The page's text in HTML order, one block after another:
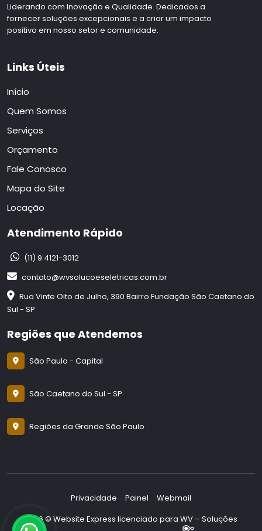
Liderando com Inovação e Qualidade. Dedicados a
fornecer soluções excepcionais e a criar um impacto
positivo em nosso setor e comunidade.
Links Úteis
Início
Quem Somos
Serviços
Orçamento
Fale Conosco
Mapa do Site
Locação
Atendimento Rápido
(11) 9 4121-3012
contato@wvsolucoeseletricas.com.br
Rua Vinte Oito de Julho, 390 Bairro Fundação São Caetano do
Sul - SP
Regiões que Atendemos
São Paulo - Capital
São Caetano do Sul - SP
Regiões da Grande São Paulo
Privacidade Painel
Webmail
2026 © Website Express licenciado para WV – Soluções